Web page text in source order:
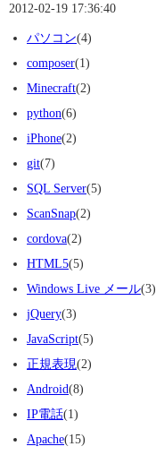
2012-02-19 17:36:40
パソコン(4)
composer(1)
Minecraft(2)
python(6)
iPhone(2)
git(7)
SQL Server(5)
ScanSnap(2)
cordova(2)
HTML5(5)
Windows Live メール(3)
jQuery(3)
JavaScript(5)
正規表現(2)
Android(8)
IP電話(1)
Apache(15)